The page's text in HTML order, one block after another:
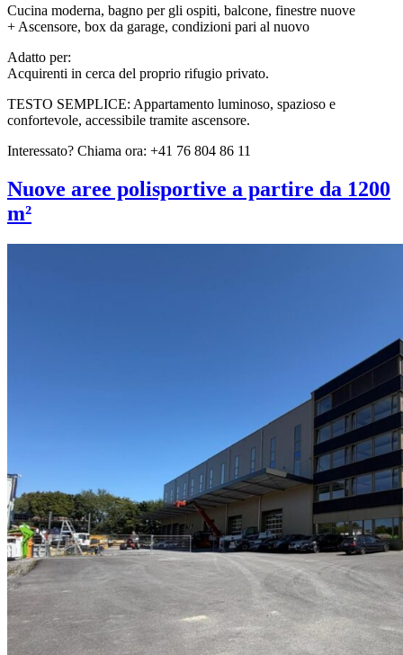
Cucina moderna, bagno per gli ospiti, balcone, finestre nuove
+ Ascensore, box da garage, condizioni pari al nuovo
Adatto per:
Acquirenti in cerca del proprio rifugio privato.
TESTO SEMPLICE: Appartamento luminoso, spazioso e
confortevole, accessibile tramite ascensore.
Interessato? Chiama ora: +41 76 804 86 11
Nuove aree polisportive a partire da 1200
m²